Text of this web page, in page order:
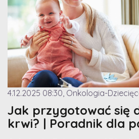
4.12.2025 08:30, Onkologia-
Jak przygotować się
krwi? | Poradnik dla